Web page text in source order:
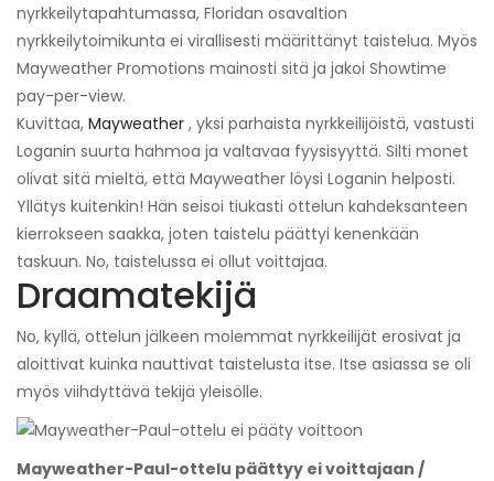
nyrkkeilytapahtumassa, Floridan osavaltion
nyrkkeilytoimikunta ei virallisesti määrittänyt taistelua. Myös
Mayweather Promotions mainosti sitä ja jakoi Showtime
pay-per-view.
Kuvittaa, Mayweather , yksi parhaista nyrkkeilijöistä, vastusti
Loganin suurta hahmoa ja valtavaa fyysisyyttä. Silti monet
olivat sitä mieltä, että Mayweather löysi Loganin helposti.
Yllätys kuitenkin! Hän seisoi tiukasti ottelun kahdeksanteen
kierrokseen saakka, joten taistelu päättyi kenenkään
taskuun. No, taistelussa ei ollut voittajaa.
Draamatekijä
No, kyllä, ottelun jälkeen molemmat nyrkkeilijät erosivat ja
aloittivat kuinka nauttivat taistelusta itse. Itse asiassa se oli
myös viihdyttävä tekijä yleisölle.
Mayweather-Paul-ottelu päättyy ei voittajaan /